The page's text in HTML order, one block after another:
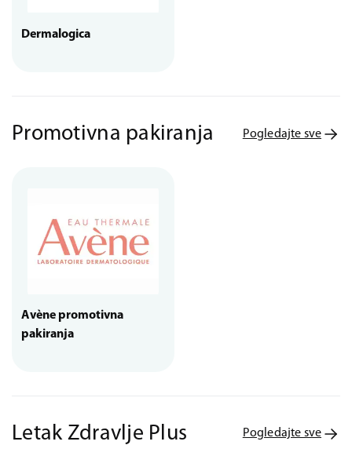
Dermalogica
Promotivna pakiranja Pogledajte sve
Avène promotivna
pakiranja
Letak Zdravlje Plus Pogledajte sve